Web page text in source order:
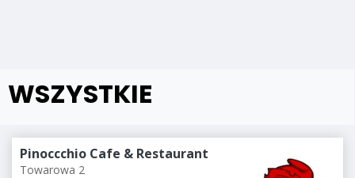
WSZYSTKIE
Pinoccchio Cafe & Restaurant
Towarowa 2